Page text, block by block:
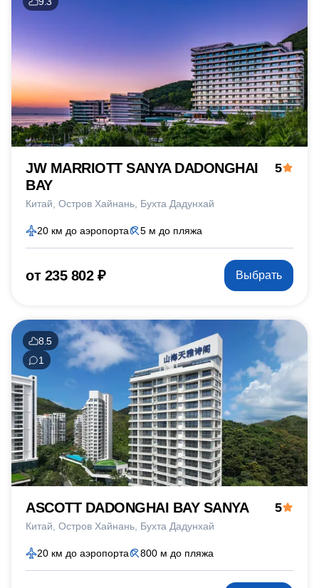
JW MARRIOTT SANYA DADONGHAI
BAY
Китай Остров Хайнань Бухта Дадунхай
5
20 км до аэропорта 5 м до пляжа
от 235 802 ₽ Выбрать
8.5
1
ASCOTT DADONGHAI BAY SANYA
Китай Остров Хайнань Бухта Дадунхай
5
20 км до аэропорта 800 м до пляжа